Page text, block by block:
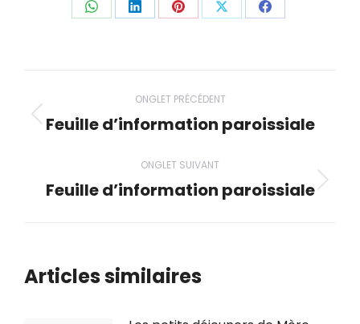
PartagerPartagerPartagerPartagerPartager
Navigation
de
commentaire
ONGLET PRÉCÉDENT
Onglet
Feuille d’information paroissiale
ONGLET SUIVANT
Onglet
Feuille d’information paroissiale
Articles similaires